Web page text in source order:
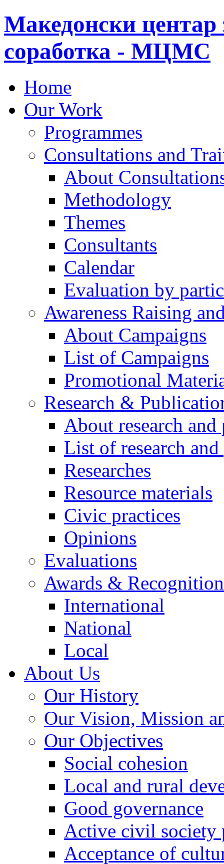
Македонски центар
соработка - МЦМС
Home
Our Work
Programmes
Consultations and
About
Methodology
Themes
Consultants
Calendar
Evaluation by
Awareness Raising
About Campaigns
List of Campaigns
Promotional
Research &
About research
List of research
Researches
Resource materials
Civic practices
Opinions
Evaluations
Awards &
International
National
Local
About Us
Our History
Our Vision, Mission
Our Objectives
Social cohesion
Local and rural
Good governance
Active civil society
Acceptance of